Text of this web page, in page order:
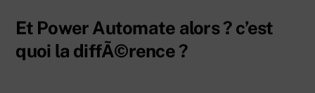
Et Power Automate alors ? c’est
quoi la diffÃ©rence ?